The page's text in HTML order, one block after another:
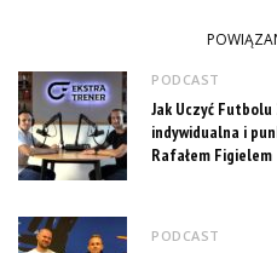
PODCAST
Jak Uczyć
indywidualna i
Rafałem Figielem
PODCAST